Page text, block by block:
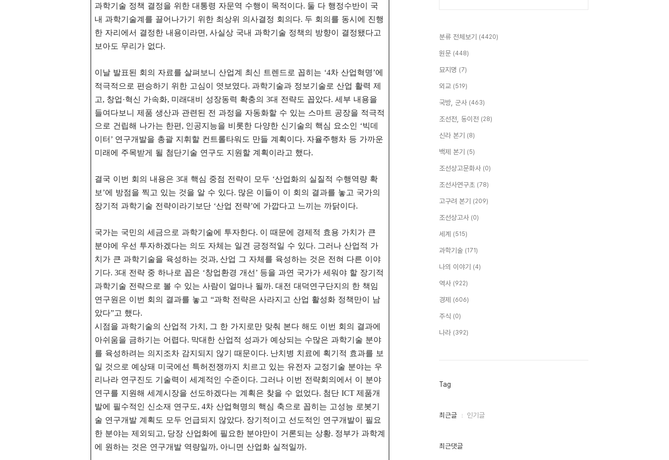
과학기술 정책 결정을 위한 대통령 자문역 수행이 목적이다. 둘 다 행정수반이 국
내 과학기술계를 끌어나가기 위한 최상위 의사결정 회의다. 두 회의를 동시에 진행
한 자리에서 결정한 내용이라면, 사실상 국내 과학기술 정책의 방향이 결정됐다고
보아도 무리가 없다.
이날 발표된 회의 자료를 살펴보니 산업계 최신 트렌드로 꼽히는 ‘4차 산업혁명’에
적극적으로 편승하기 위한 고심이 엿보였다. 과학기술과 정보기술로 산업 활력 제
고, 창업·혁신 가속화, 미래대비 성장동력 확충의 3대 전략도 꼽았다. 세부 내용을
들여다보니 제품 생산과 관련된 전 과정을 자동화할 수 있는 스마트 공장을 적극적
으로 건립해 나가는 한편, 인공지능을 비롯한 다양한 신기술의 핵심 요소인 ‘빅데
이터’ 연구개발을 총괄 지휘할 컨트롤타워도 만들 계획이다. 자율주행차 등 가까운
미래에 주목받게 될 첨단기술 연구도 지원할 계획이라고 했다.
결국 이번 회의 내용은 3대 핵심 중점 전략이 모두 ‘산업화의 실질적 수행역량 확
보’에 방점을 찍고 있는 것을 알 수 있다. 많은 이들이 이 회의 결과를 놓고 국가의
장기적 과학기술 전략이라기보단 ‘산업 전략’에 가깝다고 느끼는 까닭이다.
국가는 국민의 세금으로 과학기술에 투자한다. 이 때문에 경제적 효용 가치가 큰
분야에 우선 투자하겠다는 의도 자체는 일견 긍정적일 수 있다. 그러나 산업적 가
치가 큰 과학기술을 육성하는 것과, 산업 그 자체를 육성하는 것은 전혀 다른 이야
기다. 3대 전략 중 하나로 꼽은 ‘창업환경 개선’ 등을 과연 국가가 세워야 할 장기적
과학기술 전략으로 볼 수 있는 사람이 얼마나 될까. 대전 대덕연구단지의 한 책임
연구원은 이번 회의 결과를 놓고 “과학 전략은 사라지고 산업 활성화 정책만이 남
았다”고 했다.
시점을 과학기술의 산업적 가치, 그 한 가지로만 맞춰 본다 해도 이번 회의 결과에
아쉬움을 금하기는 어렵다. 막대한 산업적 성과가 예상되는 수많은 과학기술 분야
를 육성하려는 의지조차 감지되지 않기 때문이다. 난치병 치료에 획기적 효과를 보
일 것으로 예상돼 미국에선 특허전쟁까지 치르고 있는 유전자 교정기술 분야는 우
리나라 연구진도 기술력이 세계적인 수준이다. 그러나 이번 전략회의에서 이 분야
연구를 지원해 세계시장을 선도하겠다는 계획은 찾을 수 없었다. 첨단 ICT 제품개
발에 필수적인 신소재 연구도, 4차 산업혁명의 핵심 축으로 꼽히는 고성능 로봇기
술 연구개발 계획도 모두 언급되지 않았다. 장기적이고 선도적인 연구개발이 필요
한 분야는 제외되고, 당장 산업화에 필요한 분야만이 거론되는 상황. 정부가 과학계
에 원하는 것은 연구개발 역량일까, 아니면 산업화 실적일까.
분류 전체보기 (4420)
원문 (448)
묘지명 (7)
외교 (519)
국방, 군사 (463)
조선전, 동이전 (28)
신라 본기 (8)
백제 본기 (5)
조선상고문화사 (0)
조선사연구초 (78)
고구려 본기 (209)
조선상고사 (0)
세계 (515)
과학기술 (171)
나의 이야기 (4)
역사 (922)
경제 (606)
주식 (0)
나라 (392)
Tag
최
인
최근글 인기글
최근댓글